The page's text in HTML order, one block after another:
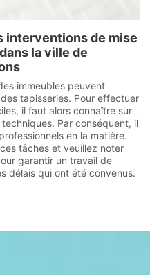
interventions de mise
la ville de
immeubles peuvent
tapisseries. Pour effectuer
il faut alors connaître sur
Par conséquent, il
en la matière.
tâches et veuillez noter
garantir un travail de
délais qui ont été convenus.